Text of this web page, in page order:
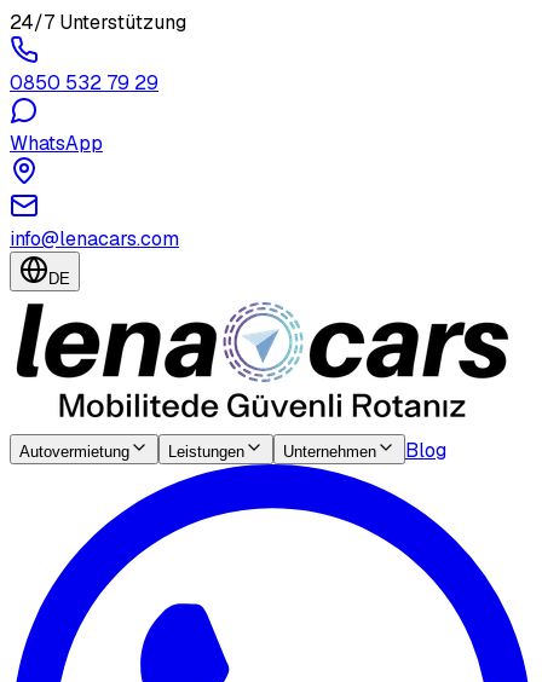
24/7 Unterstützung
0850 532 79 29
WhatsApp
info@lenacars.com
DE
Autovermietung Leistungen Unternehmen Blog